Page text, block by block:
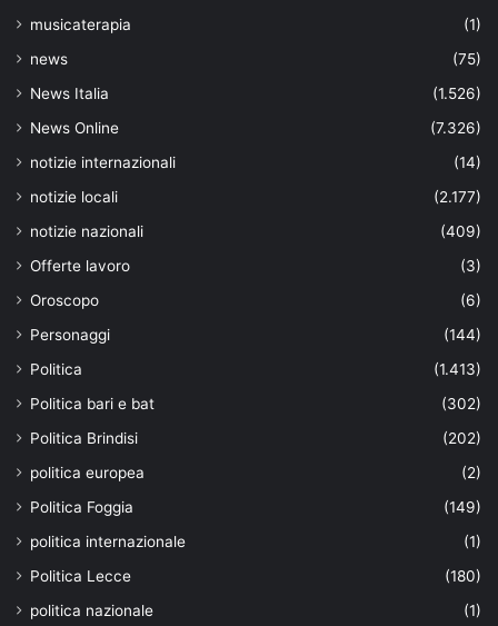
musicaterapia
(1)
news
(75)
News Italia
(1.526)
News Online
(7.326)
notizie internazionali
(14)
notizie locali
(2.177)
notizie nazionali
(409)
Offerte lavoro
(3)
Oroscopo
(6)
Personaggi
(144)
Politica
(1.413)
Politica bari e bat
(302)
Politica Brindisi
(202)
politica europea
(2)
Politica Foggia
(149)
politica internazionale
(1)
Politica Lecce
(180)
politica nazionale
(1)